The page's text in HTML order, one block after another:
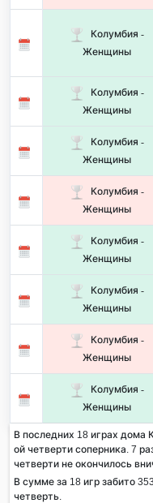
Колумбия -
Женщины
Колумбия -
Женщины
Колумбия -
Женщины
Колумбия -
Женщины
Колумбия -
Женщины
Колумбия -
Женщины
Колумбия -
Женщины
Колумбия -
Женщины
В последних 18 играх дома
ой четверти соперника. 7
четверти не окончилось
В сумме за 18 игр забито
четверть.